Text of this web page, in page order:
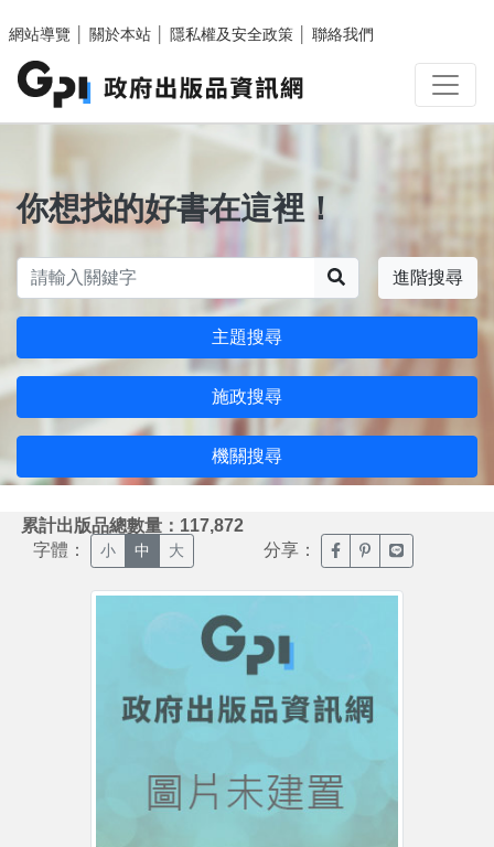
網站導覽
關於本站 隱私權及安全政策 聯絡我們
你想找的好書在這裡！
進階搜尋
主題搜尋
施政搜尋
機關搜尋
累計出版品總數量：117,872
字體： 小 中 大 分享： 臉書分享(另開新視窗)
噗浪分享(另開新
Line分享(另